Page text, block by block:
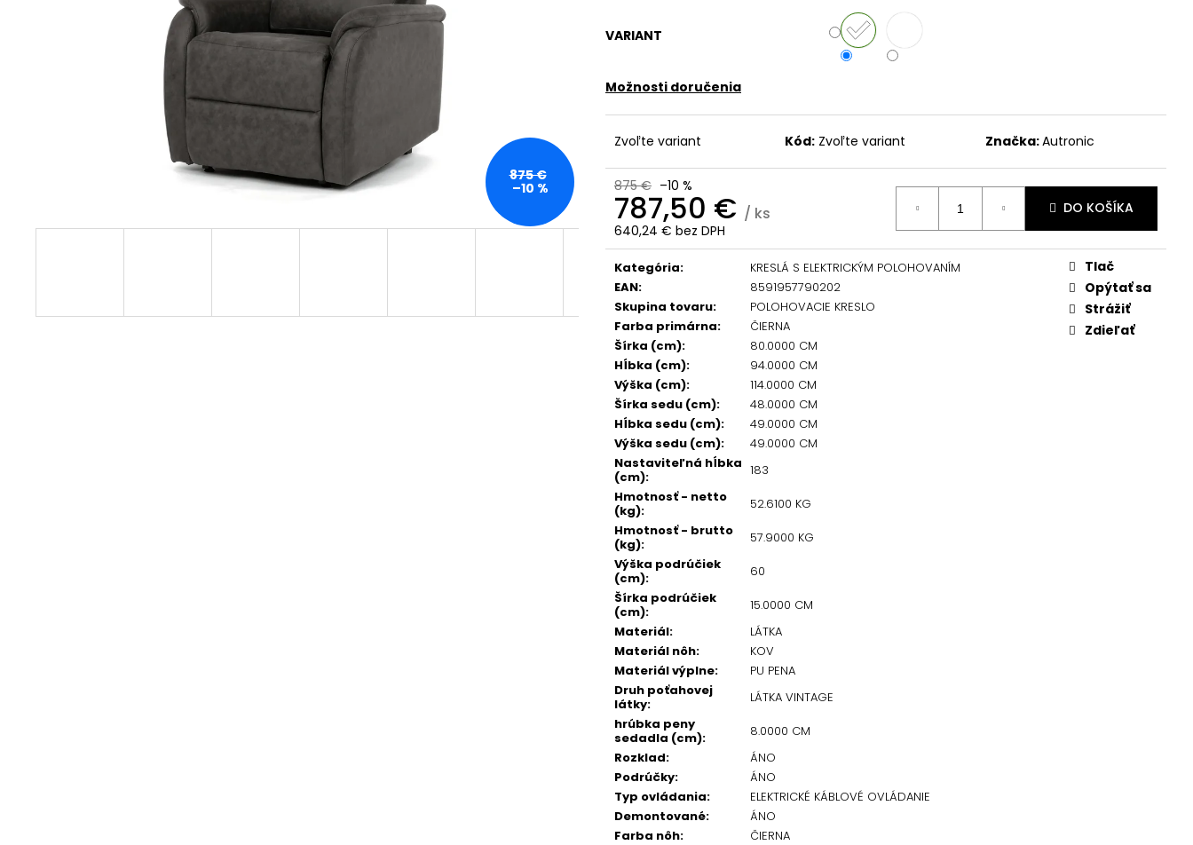
VARIANT
Možnosti doručenia
Zvoľte variant Kód: Zvoľte variant Značka:Autronic
875 € –10 %
787,50 € / ks
640,24 € bez DPH
Jednotková
cena:
DO KOŠÍKA
Kategória:
KRESLÁ S ELEKTRICKÝM POLOHOVANÍM
EAN:
8591957790202
Skupina tovaru:
POLOHOVACIE KRESLO
Farba primárna:
ČIERNA
Šírka (cm):
80.0000 CM
Hĺbka (cm):
94.0000 CM
Výška (cm):
114.0000 CM
Šírka sedu (cm):
48.0000 CM
Hĺbka sedu (cm):
49.0000 CM
Výška sedu (cm):
49.0000 CM
Nastaviteľná hĺbka
(cm):
183
Hmotnosť - netto
(kg):
52.6100 KG
Hmotnosť - brutto
(kg):
57.9000 KG
Výška podrúčiek
(cm):
60
Šírka podrúčiek
(cm):
15.0000 CM
Materiál:
LÁTKA
Materiál nôh:
KOV
Materiál výplne:
PU PENA
Druh poťahovej
látky:
LÁTKA VINTAGE
hrúbka peny
sedadla (cm):
8.0000 CM
Rozklad:
ÁNO
Podrúčky:
ÁNO
Typ ovládania:
ELEKTRICKÉ KÁBLOVÉ OVLÁDANIE
Demontované:
ÁNO
Farba nôh:
ČIERNA
Tlač
Opýtať sa
Strážiť
Zdieľať
875 €
–10 %